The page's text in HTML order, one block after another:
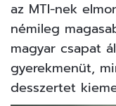
az MTI-nek
némileg
magyar csapat
gyerekmenüt,
desszertet